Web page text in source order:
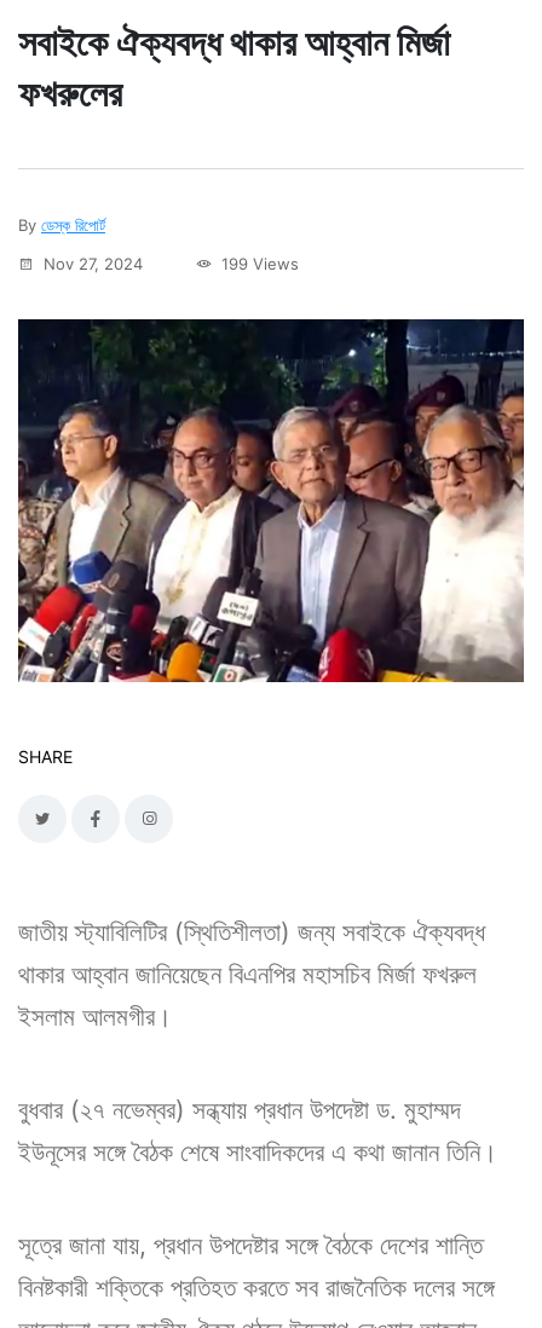
সবাইকে ঐক্যবদ্ধ থাকার আহ্বান মির্জা
ফখরুলের
By ডেস্ক রিপোর্ট
Nov 27, 2024
199 Views
SHARE
জাতীয় স্ট্যাবিলিটির (স্থিতিশীলতা) জন্য সবাইকে ঐক্যবদ্ধ
থাকার আহ্বান জানিয়েছেন বিএনপির মহাসচিব মির্জা ফখরুল
ইসলাম আলমগীর।
বুধবার (২৭ নভেম্বর) সন্ধ্যায় প্রধান উপদেষ্টা ড. মুহাম্মদ
ইউনূসের সঙ্গে বৈঠক শেষে সাংবাদিকদের এ কথা জানান তিনি।
সূত্রে জানা যায়, প্রধান উপদেষ্টার সঙ্গে বৈঠকে দেশের শান্তি
বিনষ্টকারী শক্তিকে প্রতিহত করতে সব রাজনৈতিক দলের সঙ্গে